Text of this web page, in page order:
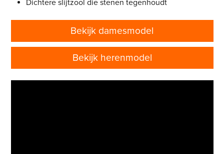
Dichtere slijtzool die stenen tegenhoudt
Bekijk damesmodel
Bekijk herenmodel